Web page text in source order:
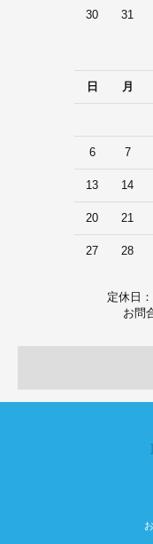
30 31
日
月
6 7
13 14
20 21
27 28
定休日
お問